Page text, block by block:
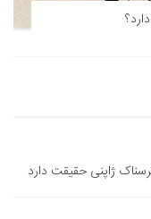
ژاپنی حقیقت دارد